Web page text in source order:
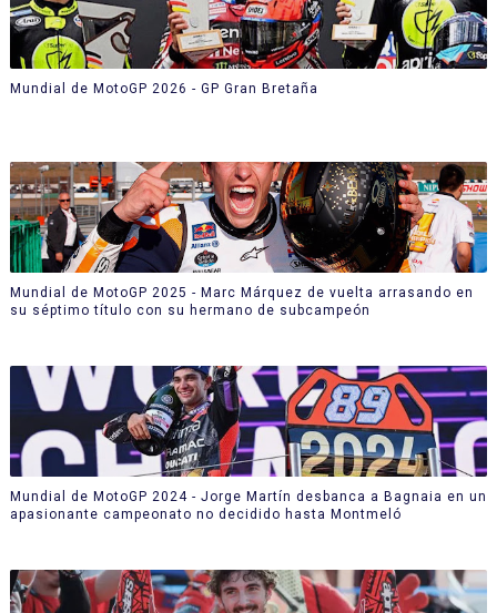
Mundial de MotoGP 2026 - GP Gran Bretaña
Mundial de MotoGP 2025 - Marc Márquez de vuelta arrasando en
su séptimo título con su hermano de subcampeón
Mundial de MotoGP 2024 - Jorge Martín desbanca a Bagnaia en un
apasionante campeonato no decidido hasta Montmeló